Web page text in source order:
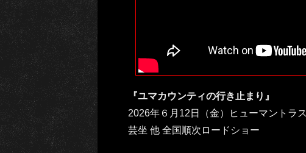
『ユマカウンティの行き止まり』
2026年６月12日（金）ヒューマントラ
芸坐 他 全国順次ロードショー